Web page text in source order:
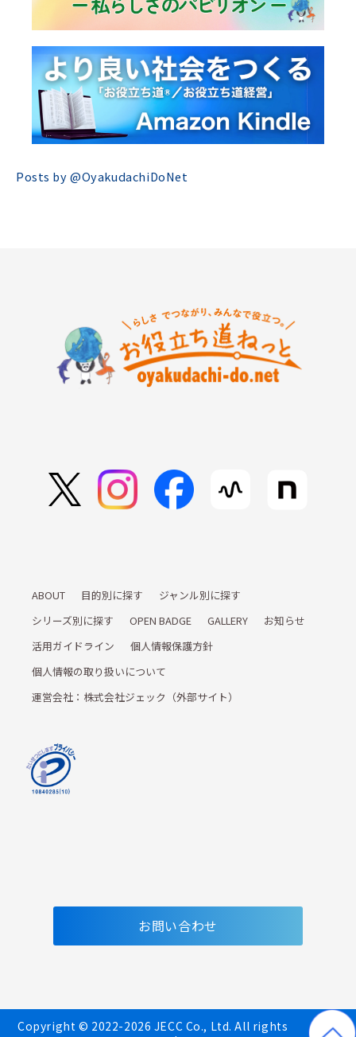
Posts by @OyakudachiDoNet
ABOUT 目的別に探す
ジャンル別に探す
シリーズ別に探す
OPEN BADGE GALLERY
お知らせ
活用ガイドライン
個人情報保護方針
個人情報の取り扱いについて
運営会社：株式会社ジェック（外部サイト）
お問い合わせ
Copyright © 2022-2026 JECC Co., Ltd. All rights